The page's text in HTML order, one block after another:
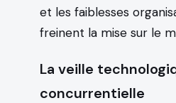
et les faiblesses
freinent la mise sur le
La veille
concurrentielle